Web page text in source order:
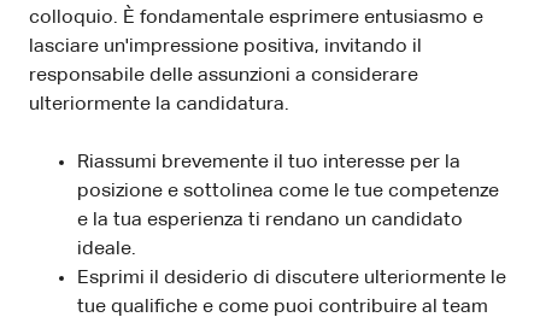
colloquio. È fondamentale esprimere entusiasmo e
lasciare un'impressione positiva, invitando il
responsabile delle assunzioni a considerare
ulteriormente la candidatura.
Riassumi brevemente il tuo interesse per la
posizione e sottolinea come le tue competenze
e la tua esperienza ti rendano un candidato
ideale.
Esprimi il desiderio di discutere ulteriormente le
tue qualifiche e come puoi contribuire al team